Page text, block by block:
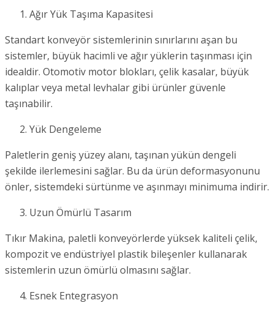
Ağır Yük Taşıma Kapasitesi
Standart konveyör sistemlerinin sınırlarını aşan bu
sistemler, büyük hacimli ve ağır yüklerin taşınması için
idealdir. Otomotiv motor blokları, çelik kasalar, büyük
kalıplar veya metal levhalar gibi ürünler güvenle
taşınabilir.
Yük Dengeleme
Paletlerin geniş yüzey alanı, taşınan yükün dengeli
şekilde ilerlemesini sağlar. Bu da ürün deformasyonunu
önler, sistemdeki sürtünme ve aşınmayı minimuma indirir.
Uzun Ömürlü Tasarım
Tıkır Makina, paletli konveyörlerde yüksek kaliteli çelik,
kompozit ve endüstriyel plastik bileşenler kullanarak
sistemlerin uzun ömürlü olmasını sağlar.
Esnek Entegrasyon